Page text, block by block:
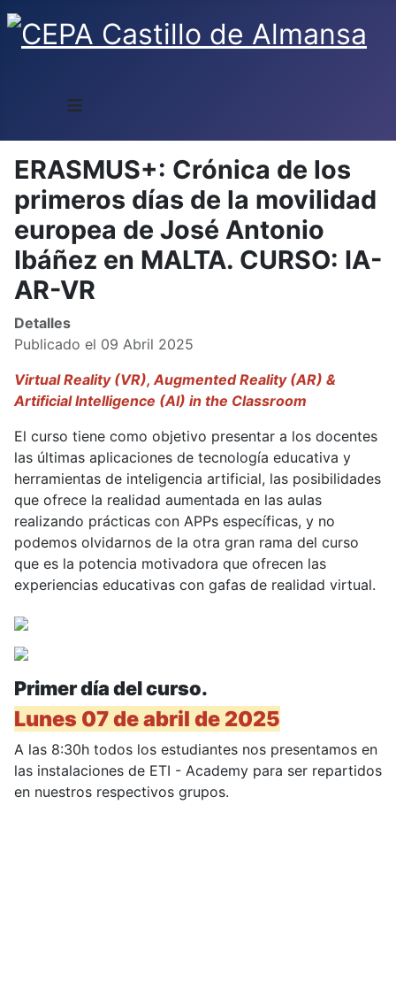
≡
ERASMUS+: Crónica de los
primeros días de la movilidad
europea de José Antonio
Ibáñez en MALTA. CURSO: IA-
AR-VR
Detalles
Publicado el 09 Abril 2025
Virtual Reality (VR), Augmented Reality (AR) &
Artificial Intelligence (AI) in the Classroom
El curso tiene como objetivo presentar a los docentes
las últimas aplicaciones de tecnología educativa y
herramientas de inteligencia artificial, las posibilidades
que ofrece la realidad aumentada en las aulas
realizando prácticas con APPs específicas, y no
podemos olvidarnos de la otra gran rama del curso
que es la potencia motivadora que ofrecen las
experiencias educativas con gafas de realidad virtual.
Primer día del curso.
Lunes 07 de abril de 2025
A las 8:30h todos los estudiantes nos presentamos en
las instalaciones de ETI - Academy para ser repartidos
en nuestros respectivos grupos.